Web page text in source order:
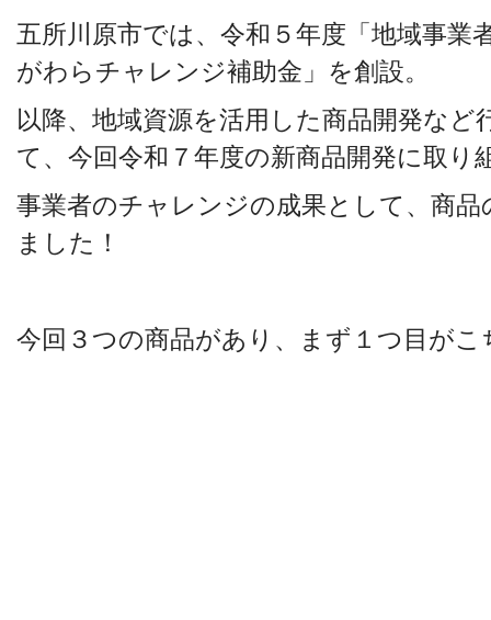
五所川原市では、令和５年度「地域事業
がわらチャレンジ補助金」を創設。
以降、地域資源を活用した商品開発など
て、今回令和７年度の新商品開発に取り
事業者のチャレンジの成果として、商
ました！
今回３つの商品があり、まず１つ目がこ